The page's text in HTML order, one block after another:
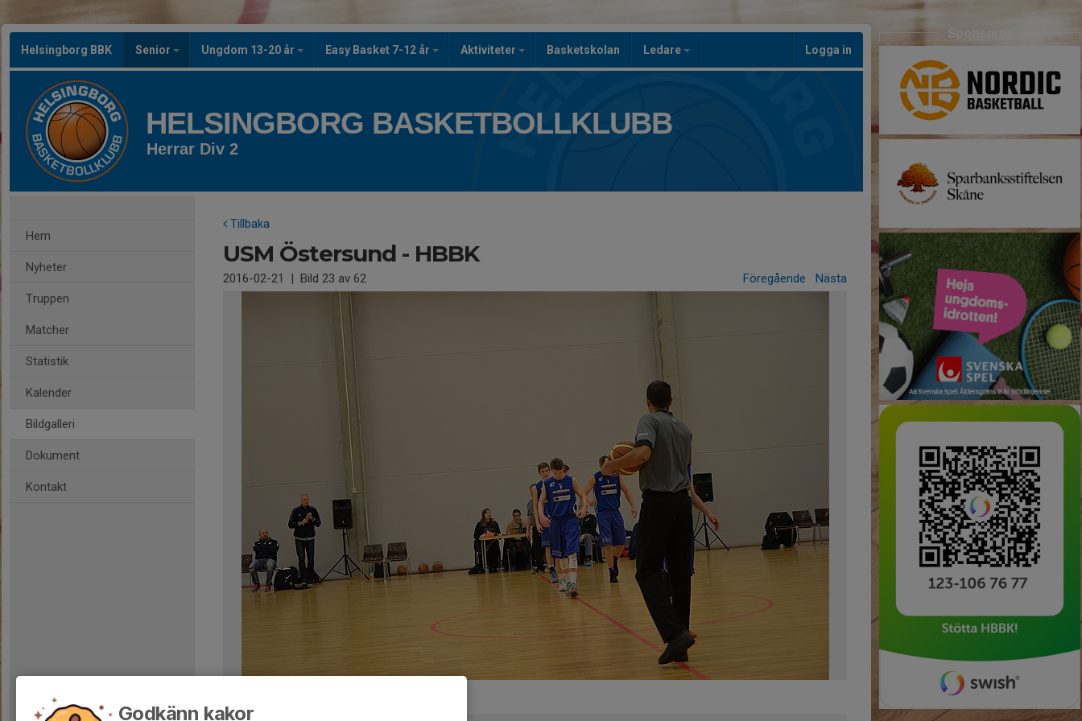
Helsingborg BBK Senior Ungdom 13-20 år Easy Basket 7-12 år Aktiviteter Basketskolan Ledare Logga in
HELSINGBORG BASKETBOLLKLUBB
Herrar Div 2
Hem
Nyheter
Truppen
Matcher
Statistik
Kalender
Bildgalleri
Dokument
Kontakt
Tillbaka
USM Östersund - HBBK
2016-02-21 | Bild 23 av 62 Föregående Nästa
Kommentarer
Sponsorer
Godkänn kakor